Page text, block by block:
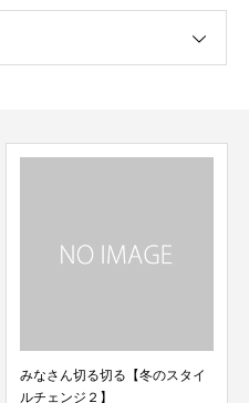
Ｉさまへ業務連絡です